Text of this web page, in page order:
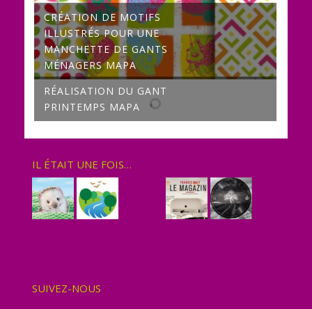
CRÉATION DE MOTIFS
ILLUSTRÉS POUR UNE
MANCHETTE DE GANTS
MÉNAGERS MAPA
RÉALISATION DU GANT
PRINTEMPS MAPA
IL ÉTAIT UNE FOIS…
SUIVEZ-NOUS